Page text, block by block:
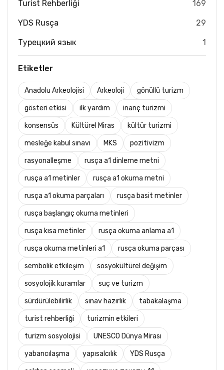
Turist Rehberliği 169
YDS Rusça 29
Турецкий язык 1
Etiketler
Anadolu Arkeolojisi Arkeoloji gönüllü turizm
gösteri etkisi ilk yardım inanç turizmi
konsensüs Kültürel Miras kültür turizmi
mesleğe kabul sınavı MKS pozitivizm
rasyonalleşme rusça a1 dinleme metni
rusça a1 metinler rusça a1 okuma metni
rusça a1 okuma parçaları rusça basit metinler
rusça başlangıç okuma metinleri
rusça kısa metinler rusça okuma anlama a1
rusça okuma metinleri a1 rusça okuma parçası
sembolik etkileşim sosyokültürel değişim
sosyolojik kuramlar suç ve turizm
sürdürülebilirlik sınav hazırlık tabakalaşma
turist rehberliği turizmin etkileri
turizm sosyolojisi UNESCO Dünya Mirası
yabancılaşma yapısalcılık YDS Rusça